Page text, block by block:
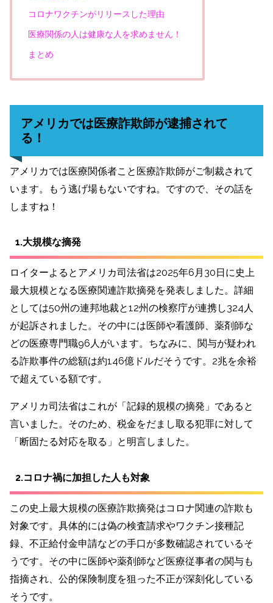
コロナワクチンがリリースした理由
医療関係の人は健康な人を求めません！
まとめ
アメリカでは医療詐欺師が逮捕されて
る！
アメリカでは医療関係者こと医療詐欺師がご制裁されて
います。もう逃げ場もないですね。ですので、その話を
しますね！
1.大規模な摘発
ロイターよるとアメリカ司法省は2025年6月30日に史上
最大規模となる医療関連詐欺摘発を発表しました。詳細
としては50州の連邦地裁と12州の検察庁が連携し324人
が起訴されました。その中には医師や看護師、薬剤師な
どの医療専門職96人がいます。ちなみに、関与が疑われ
る詐欺事件の総額は約146億ドルだそうです。2兆を余裕
で超えている額です。
アメリカ司法省はこれが「記録的規模の摘発」であると
言いました。そのため、税金をだまし取る犯罪に対して
「断固たる対応を取る」と明言しました。
2.コロナ禍に加担した人も対象
この史上最大規模の医療詐欺摘発はコロナ関連の詐欺も
対象です。具体的には偽の検査請求やワクチン接種記
録、不正給付金申請などの手口が多数確認されているそ
うです。その中に医師や薬剤師など医療従事者の関与も
指摘され、公的保険制度を狙った不正が深刻化している
そうです。